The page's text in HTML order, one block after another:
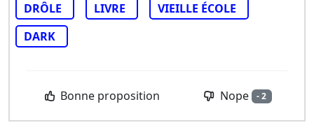
DRÔLE
LIVRE
VIEILLE ÉCOLE
DARK
Bonne proposition Nope - 2